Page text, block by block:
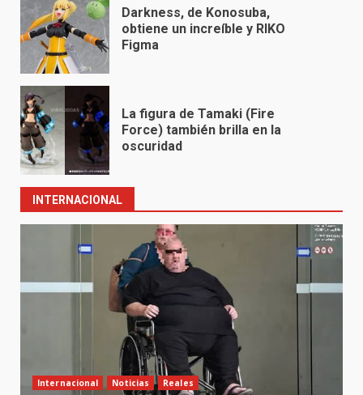
Darkness, de Konosuba,
obtiene un increíble y RIKO
Figma
La figura de Tamaki (Fire
Force) también brilla en la
oscuridad
INTERNACIONAL
Internacional Noticias Reales